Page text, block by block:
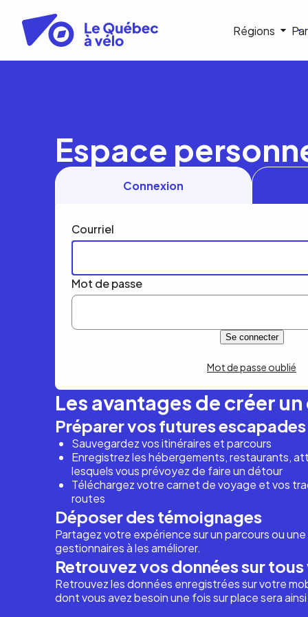
contenu
principal
Régions
Espace
Connexion
Courriel
Mot de passe
Mot de passe oublié
Les avantages de créer
Préparer vos futures escapades
Sauvegardez vos itinéraires et parcours
Enregistrez les hébergements, restaurants,
lesquels vous prévoyez de faire un détour
Téléchargez votre carnet de voyage et vos
routes
Déposer des témoignages
Partagez votre expérience sur un parcours ou
gestionnaires à les améliorer.
Retrouvez vos données sur
Retrouvez les données enregistrées sur votre
dont vous avez besoin une fois sur place sera